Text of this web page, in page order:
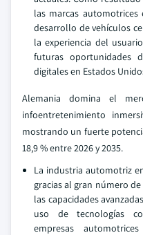
las marcas
desarrollo de vehículos
la experiencia del
futuras oportunidades
digitales en Estados
Alemania domina el
infoentretenimiento
mostrando un fuerte
18,9 % entre 2026 y 2035.
La industria automotriz
gracias al gran número
las capacidades
uso de tecnologías
empresas